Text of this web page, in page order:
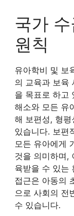
국가
원칙
유아학비 및 보
의 교육과 보육
을 목표로 하고
해소와 모든 유
해 보편성, 형
있습니다. 보편
모든 유아에게
것을 의미하며,
육받을 수 있는
접근은 아동의
으로 사회의 전
수 있습니다.